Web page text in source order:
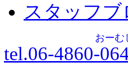
スタッフブ
tel.06-4860-
おーむ